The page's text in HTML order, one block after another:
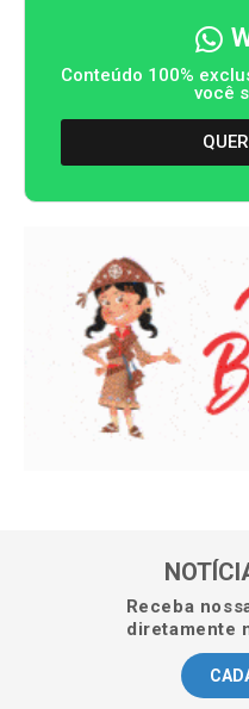
Conteúdo 100%
você
Receba
diretamente